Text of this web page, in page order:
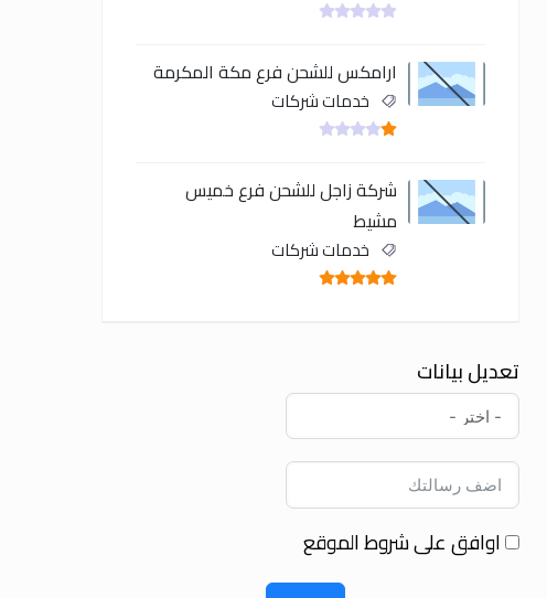
ارامكس للشحن فرع مكة المكرمة
خدمات شركات
شركة زاجل للشحن فرع خميس
مشيط
خدمات شركات
تعديل بيانات
اوافق على شروط الموقع